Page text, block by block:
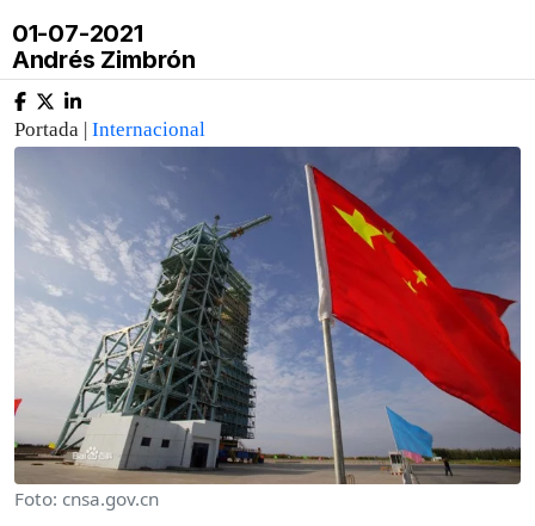
01-07-2021
Andrés Zimbrón
Portada | Internacional
Foto: cnsa.gov.cn